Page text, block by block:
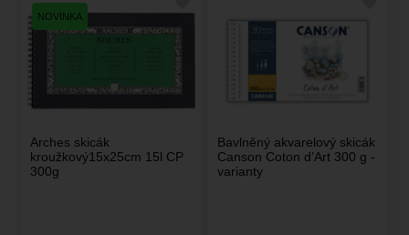
Arches skicák
kroužkový15x25cm 15l CP
300g
Bavlněný akvarelový skicák
Canson Coton d’Art 300 g -
varianty